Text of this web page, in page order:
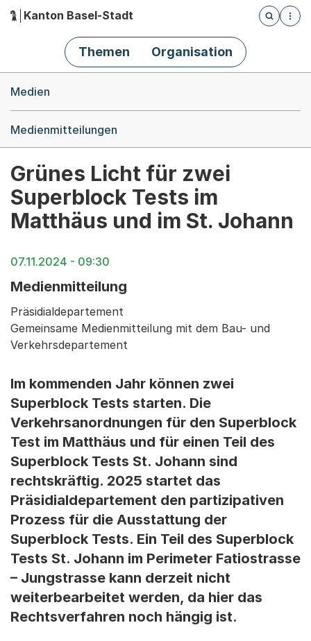
Hauptnavigation
Kanton Basel-Stadt
Öffnet
Themen Organisation
Medien
Medienmitteilungen
Grünes Licht für zwei
Superblock Tests im
Matthäus und im St. Johann
07.11.2024 - 09:30
Medienmitteilung
Präsidialdepartement
Gemeinsame Medienmitteilung mit dem Bau- und
Verkehrsdepartement
Im kommenden Jahr können zwei
Superblock Tests starten. Die
Verkehrsanordnungen für den Superblock
Test im Matthäus und für einen Teil des
Superblock Tests St. Johann sind
rechtskräftig. 2025 startet das
Präsidialdepartement den partizipativen
Prozess für die Ausstattung der
Superblock Tests. Ein Teil des Superblock
Tests St. Johann im Perimeter Fatiostrasse
– Jungstrasse kann derzeit nicht
weiterbearbeitet werden, da hier das
Rechtsverfahren noch hängig ist.